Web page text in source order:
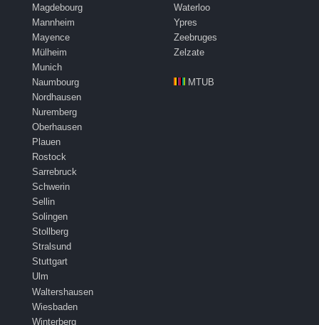
Magdebourg
Mannheim
Mayence
Mülheim
Munich
Naumbourg
Nordhausen
Nuremberg
Oberhausen
Plauen
Rostock
Sarrebruck
Schwerin
Sellin
Solingen
Stollberg
Stralsund
Stuttgart
Ulm
Waltershausen
Wiesbaden
Winterberg
Waterloo
Ypres
Zeebruges
Zelzate
MTUB